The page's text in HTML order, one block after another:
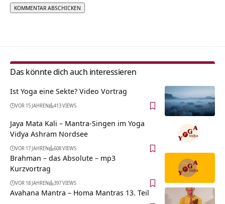
Das könnte dich auch interessieren
Ist Yoga eine Sekte? Video Vortrag
VOR 15 JAHREN 413 VIEWS
Jaya Mata Kali – Mantra-Singen im Yoga
Vidya Ashram Nordsee
VOR 17 JAHREN 608 VIEWS
Brahman – das Absolute – mp3
Kurzvortrag
VOR 18 JAHREN 397 VIEWS
Avahana Mantra – Homa Mantras 13. Teil